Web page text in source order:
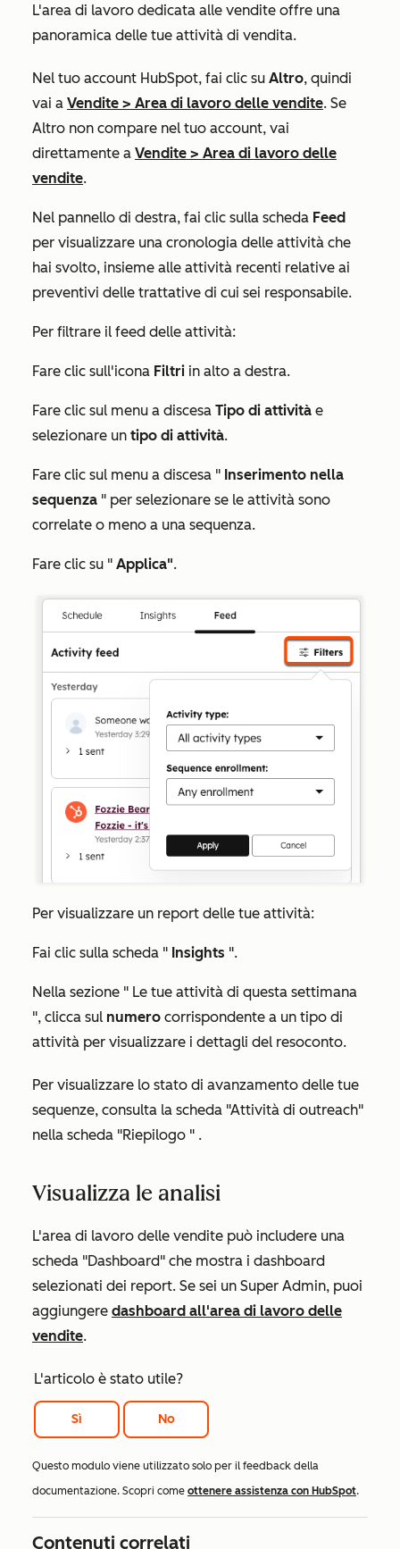
L'area di lavoro dedicata alle vendite offre una
panoramica delle tue attività di vendita.
Nel tuo account HubSpot, fai clic su Altro, quindi
vai a Vendite > Area di lavoro delle vendite. Se
Altro non compare nel tuo account, vai
direttamente a Vendite > Area di lavoro delle
vendite.
Nel pannello di destra, fai clic sulla scheda Feed
per visualizzare una cronologia delle attività che
hai svolto, insieme alle attività recenti relative ai
preventivi delle trattative di cui sei responsabile.
Per filtrare il feed delle attività:
Fare clic sull'icona Filtri in alto a destra.
Fare clic sul menu a discesa Tipo di attività e
selezionare un tipo di attività.
Fare clic sul menu a discesa " Inserimento nella
sequenza " per selezionare se le attività sono
correlate o meno a una sequenza.
Fare clic su " Applica".
Per visualizzare un report delle tue attività:
Fai clic sulla scheda " Insights ".
Nella sezione " Le tue attività di questa settimana
", clicca sul numero corrispondente a un tipo di
attività per visualizzare i dettagli del resoconto.
Per visualizzare lo stato di avanzamento delle tue
sequenze, consulta la scheda "Attività di outreach"
nella scheda "Riepilogo " .
Visualizza le analisi
L'area di lavoro delle vendite può includere una
scheda "Dashboard" che mostra i dashboard
selezionati dei report. Se sei un Super Admin, puoi
aggiungere dashboard all'area di lavoro delle
vendite.
L'articolo è stato utile?
Sì No
Questo modulo viene utilizzato solo per il feedback della
documentazione. Scopri come ottenere assistenza con HubSpot.
Contenuti correlati